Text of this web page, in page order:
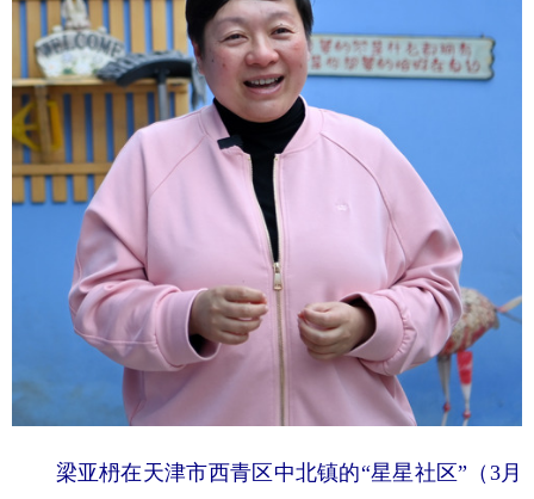
梁亚枬在天津市西青区中北镇的“星星社区”（3月